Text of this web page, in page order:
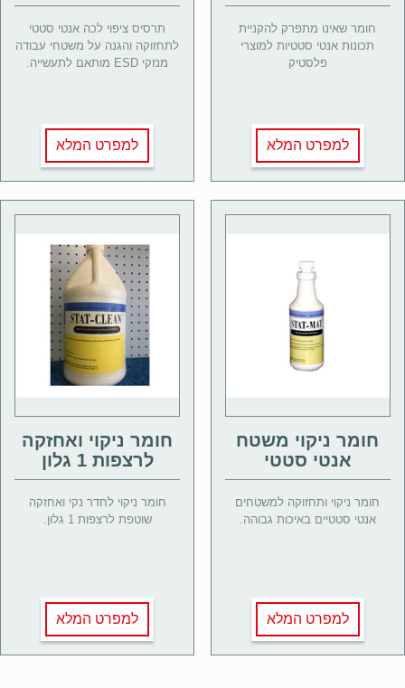
חומר שאינו מתפרק להקניית
תכונות אנטי סטטיות למוצרי
פלסטיק
למפרט המלא
תרסיס ציפוי לכה אנטי סטטי
לתחזוקה והגנה על משטחי עבודה
מנזקי ESD מותאם לתעשייה.
למפרט המלא
חומר ניקוי משטח
אנטי סטטי
חומר ניקוי ותחזוקה למשטחים
אנטי סטטיים באיכות גבוהה.
למפרט המלא
חומר ניקוי ואחזקה
לרצפות 1 גלון
חומר ניקוי לחדר נקי ואחזקה
שוטפת לרצפות 1 גלון.
למפרט המלא